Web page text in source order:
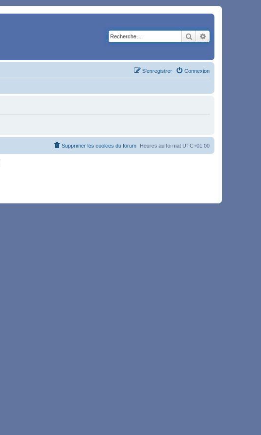
Rechercher
Connexion
S’enregistrer
Heures au format UTC+01:00
Supprimer les cookies du forum